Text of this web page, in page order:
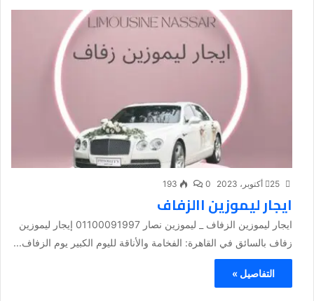
25 أكتوبر، 2023 0
193
ايجار ليموزين االزفاف
ايجار ليموزين الزفاف _ ليموزين نصار 01100091997 إيجار ليموزين
زفاف بالسائق في القاهرة: الفخامة والأناقة لليوم الكبير يوم الزفاف...
التفاصيل »